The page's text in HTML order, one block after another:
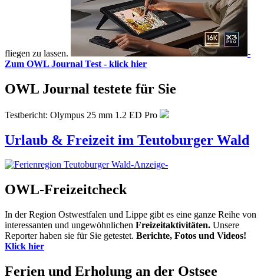
fliegen zu lassen.
-
Zum OWL Journal Test - klick hier
OWL Journal testete für Sie
Testbericht: Olympus 25 mm 1.2 ED Pro
Urlaub & Freizeit im Teutoburger Wald
-Anzeige-
OWL-Freizeitcheck
In der Region Ostwestfalen und Lippe gibt es eine ganze Reihe von
interessanten und ungewöhnlichen Freizeitaktivitäten. Unsere
Reporter haben sie für Sie getestet. Berichte, Fotos und Videos!
Klick hier
Ferien und Erholung an der Ostsee